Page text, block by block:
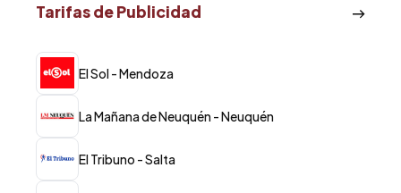
Tarifas de Publicidad
El Sol - Mendoza
La Mañana de Neuquén - Neuquén
El Tribuno - Salta